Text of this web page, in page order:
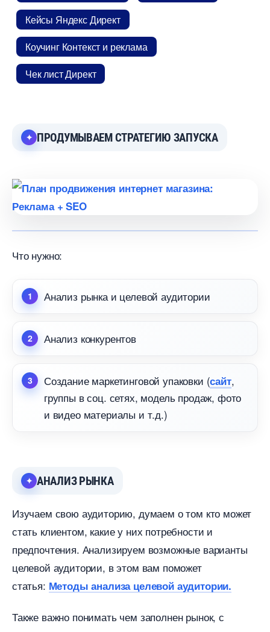
Кейсы Яндекс Директ
Коучинг Контекст и реклама
Чек лист Директ
ПРОДУМЫВАЕМ СТРАТЕГИЮ ЗАПУСКА
Что нужно:
Анализ рынка и целевой аудитории
Анализ конкуренто
Создание маркетинговой упаковки (сайт,
руппы в соц. сетях, модель продаж, фото
и видео материалы и т.д.)
АНАЛИЗ РЫНКА
Изучаем свою аудиторию, думаем о том кто может
стать клиентом, какие у них потребности и
предпочтения. Анализируем возможные варианты
целевой аудитории, в этом вам поможет
статья: Методы анализа целевой аудитории.
Также важно понимать чем заполнен рынок, с